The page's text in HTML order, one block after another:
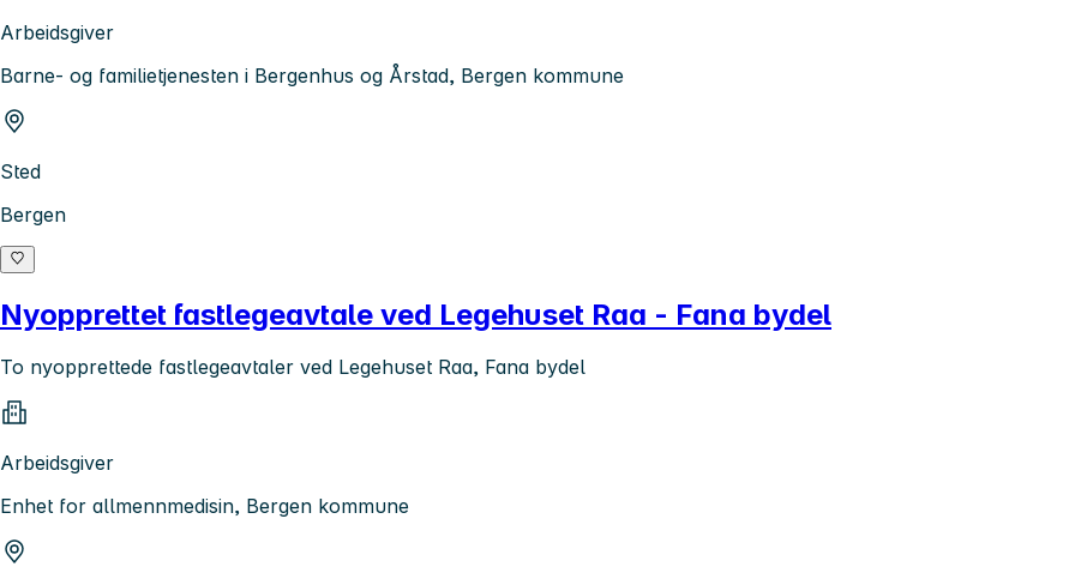
Arbeidsgiver
Barne- og familietjenesten i Bergenhus og Årstad, Bergen kommune
Sted
Bergen
Nyopprettet fastlegeavtale ved Legehuset Raa - Fana bydel
To nyopprettede fastlegeavtaler ved Legehuset Raa, Fana bydel
Arbeidsgiver
Enhet for allmennmedisin, Bergen kommune